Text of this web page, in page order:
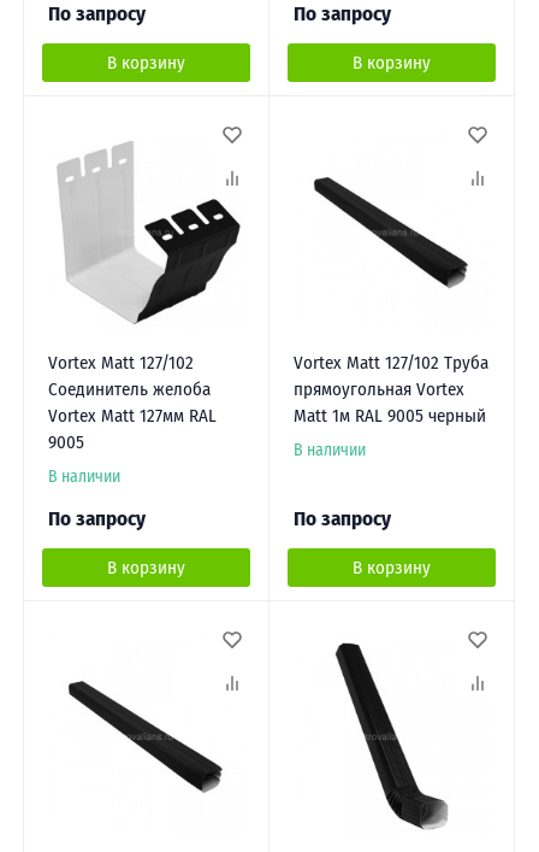
По запросу
В корзину
По запросу
В корзину
Vortex Matt 127/102
Соединитель желоба
Vortex Matt 127мм RAL
9005
В наличии
По запросу
В корзину
Vortex Matt 127/102 Труба
прямоугольная Vortex
Matt 1м RAL 9005 черный
В наличии
По запросу
В корзину